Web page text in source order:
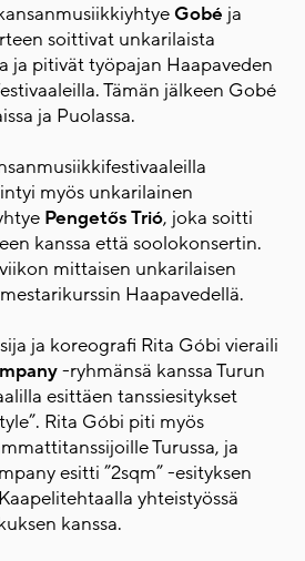
Gobé ja
soittivat unkarilaista
ja pitivät työpajan Haapaveden
Tämän jälkeen Gobé
ja Puolassa.
myös unkarilainen
Pengetős Trió, joka soitti
kanssa että soolokonsertin.
mittaisen unkarilaisen
Haapavedellä.
ja koreografi Rita Góbi vieraili
-ryhmänsä kanssa Turun
esittäen tanssiesitykset
Rita Góbi piti myös
Turussa, ja
esitti ”2sqm” -esityksen
yhteistyössä
kanssa.